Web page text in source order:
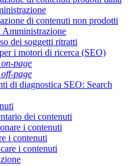
di contenuti non prodotti
Amministrazione
dei soggetti ritratti
i motori di ricerca (SEO)
on-page
off-page
di diagnostica SEO: Search
dei contenuti
i contenuti
i contenuti
i contenuti